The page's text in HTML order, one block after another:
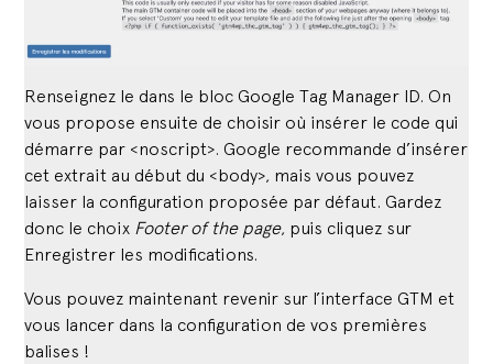
Renseignez le dans le bloc Google Tag Manager ID. On
vous propose ensuite de choisir où insérer le code qui
démarre par <noscript>. Google recommande d’insérer
cet extrait au début du <body>, mais vous pouvez
laisser la configuration proposée par défaut. Gardez
donc le choix Footer of the page, puis cliquez sur
Enregistrer les modifications.
Vous pouvez maintenant revenir sur l’interface GTM et
vous lancer dans la configuration de vos premières
balises !